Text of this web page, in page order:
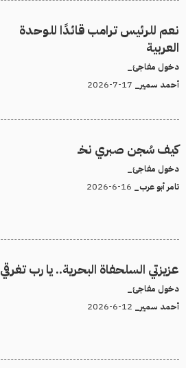
نعم للرئيس ترامب قائدًا للوحدة
العربية
دخول مفاجئ_
أحمد سمير_
كيف سُجن صبري نخـ
دخول مفاجئ_
تامر أبو عرب_
عزيزتي السلحفاة البحرية.. يا رب تغرقي
دخول مفاجئ_
أحمد سمير_